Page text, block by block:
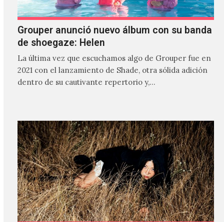
Grouper anunció nuevo álbum con su banda
de shoegaze: Helen
La última vez que escuchamos algo de Grouper fue en
2021 con el lanzamiento de Shade, otra sólida adición
dentro de su cautivante repertorio y,…